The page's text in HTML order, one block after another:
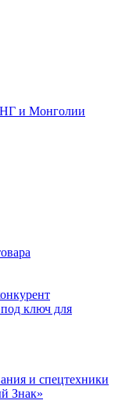
и Монголии
ключ для
и спецтехники
Знак»